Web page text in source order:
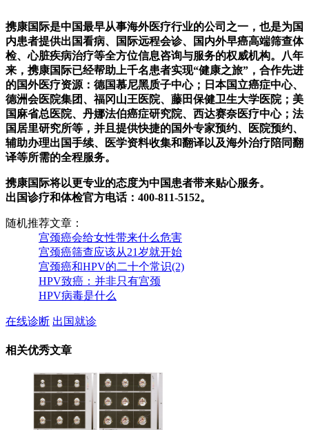
携康国际是中国最早从事海外医疗行业的公司之一，也是为国
内患者提供出国看病、国际远程会诊、国内外早癌高端筛查体
检、心脏疾病治疗等全方位信息咨询与服务的权威机构。八年
来，携康国际已经帮助上千名患者实现“健康之旅”，合作先进
的国外医疗资源：德国慕尼黑质子中心；日本国立癌症中心、
德洲会医院集团、福冈山王医院、藤田保健卫生大学医院；美
国麻省总医院、丹娜法伯癌症研究院、西达赛奈医疗中心；法
国居里研究所等，并且提供快捷的国外专家预约、医院预约、
辅助办理出国手续、医学资料收集和翻译以及海外治疗陪同翻
译等所需的全程服务。
携康国际将以更专业的态度为中国患者带来贴心服务。
出国诊疗和体检官方电话：400-811-5152。
随机推荐文章：
宫颈癌会给女性带来什么危害
宫颈癌筛查应该从21岁就开始
宫颈癌和HPV的二十个常识(2)
HPV致癌：并非只有宫颈
HPV病毒是什么
在线诊断 出国就诊
相关优秀文章